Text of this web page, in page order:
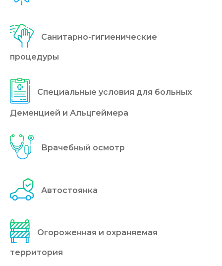
Санитарно-гигиенические
процедуры
Специальные условия для больных
Деменцией и Альцгеймера
Врачебный осмотр
Автостоянка
Огороженная и охраняемая
территория